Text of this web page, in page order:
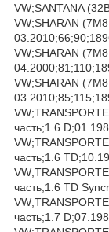
VW;SANTANA
VW;SHARAN
VW;SHARAN
VW;SHARAN
часть;1.6
часть;1.6
часть;1.6 TD
часть;1.7